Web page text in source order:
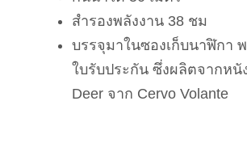
สำรองพลังงาน 38 ชม
บรรจุมาในซองเก็บนาฬิกา
ใบรับประกัน ซึ่งผลิตจากหนั
Deer จาก Cervo Volante